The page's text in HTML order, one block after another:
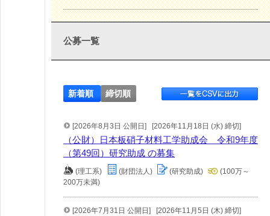
公募一覧
新着順 締切順
[2026年8月3日 公開日] [2026年11月18日 (水) 締切]
（公財）日本板硝子材料工学助成会 令和9年度
（第49回）研究助成 の募集
(理工系) (財団法人) (研究助成)
(100万～
200万未満)
[2026年7月31日 公開日] [2026年11月5日 (木) 締切]